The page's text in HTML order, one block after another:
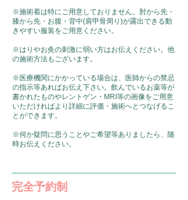
※施術着は特にご用意しておりません。肘から先・
膝から先・お腹・背中(肩甲骨周り)が露出できる動
きやすい服装をご用意ください。
※はりやお灸の刺激に弱い方はお伝えください。他
の施術方法もございます。
※医療機関にかかっている場合は、医師からの禁忌
の指示等あればお伝え下さい。飲んでいるお薬等が
書かれたものやレントゲン・MRI等の画像をご用意
いただければより詳細に評価・施術へとつなげるこ
とができます。
※何か疑問に思うことやご希望等ありましたら、随
時お伝えください。
完全予約制